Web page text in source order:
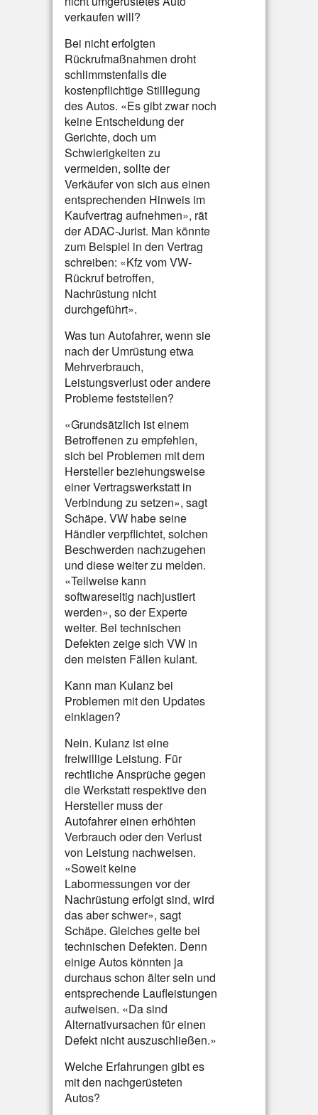
verkaufen will?
Bei nicht erfolgten
Rückrufmaßnahmen droht
schlimmstenfalls die
kostenpflichtige Stilllegung
des Autos. «Es gibt zwar noch
keine Entscheidung der
Gerichte, doch um
Schwierigkeiten zu
vermeiden, sollte der
Verkäufer von sich aus einen
entsprechenden Hinweis im
Kaufvertrag aufnehmen», rät
der ADAC-Jurist. Man könnte
zum Beispiel in den Vertrag
schreiben: «Kfz vom VW-
Rückruf betroffen,
Nachrüstung nicht
durchgeführt».
Was tun Autofahrer, wenn sie
nach der Umrüstung etwa
Mehrverbrauch,
Leistungsverlust oder andere
Probleme feststellen?
«Grundsätzlich ist einem
Betroffenen zu empfehlen,
sich bei Problemen mit dem
Hersteller beziehungsweise
einer Vertragswerkstatt in
Verbindung zu setzen», sagt
Schäpe. VW habe seine
Händler verpflichtet, solchen
Beschwerden nachzugehen
und diese weiter zu melden.
«Teilweise kann
softwareseitig nachjustiert
werden», so der Experte
weiter. Bei technischen
Defekten zeige sich VW in
den meisten Fällen kulant.
Kann man Kulanz bei
Problemen mit den Updates
einklagen?
Nein. Kulanz ist eine
freiwillige Leistung. Für
rechtliche Ansprüche gegen
die Werkstatt respektive den
Hersteller muss der
Autofahrer einen erhöhten
Verbrauch oder den Verlust
von Leistung nachweisen.
«Soweit keine
Labormessungen vor der
Nachrüstung erfolgt sind, wird
das aber schwer», sagt
Schäpe. Gleiches gelte bei
technischen Defekten. Denn
einige Autos könnten ja
durchaus schon älter sein und
entsprechende Laufleistungen
aufweisen. «Da sind
Alternativursachen für einen
Defekt nicht auszuschließen.»
Welche Erfahrungen gibt es
mit den nachgerüsteten
Autos?